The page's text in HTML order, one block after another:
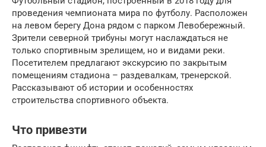
проведения чемпионата мира по футболу. Расположен
на левом берегу Дона рядом с парком Левобережный.
Зрители северной трибуны могут наслаждаться не
только спортивным зрелищем, но и видами реки.
Посетителем предлагают экскурсию по закрытым
помещениям стадиона – раздевалкам, тренерской.
Рассказывают об истории и особенностях
строительства спортивного объекта.
Что привезти